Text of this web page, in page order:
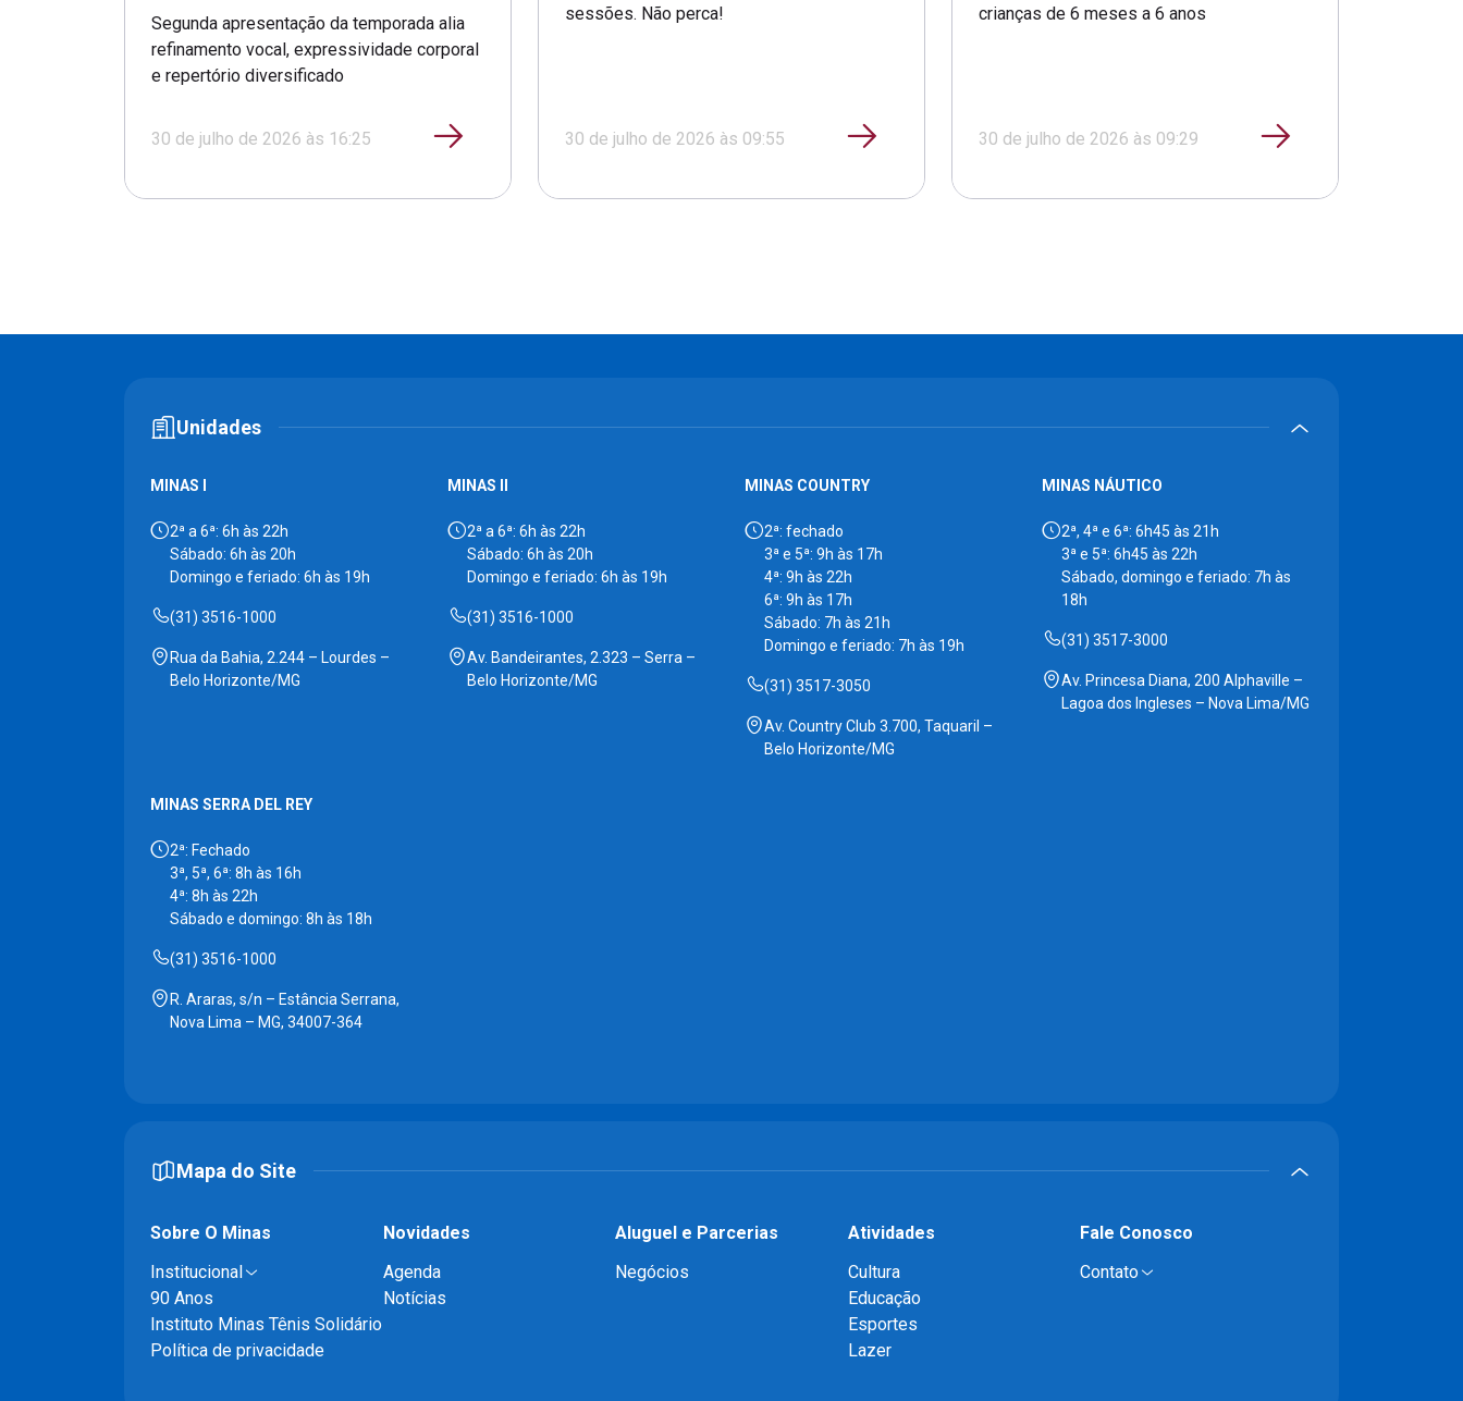
Segunda apresentação da temporada alia
refinamento vocal, expressividade corporal
e repertório diversificado
30 de julho de 2026 às 16:25
sessões. Não perca!
30 de julho de 2026 às 09:55
crianças de 6 meses a 6 anos
30 de julho de 2026 às 09:29
Unidades
MINAS I
2ª a 6ª: 6h às 22h
Sábado: 6h às 20h
Domingo e feriado: 6h às 19h
(31) 3516-1000
Rua da Bahia, 2.244 – Lourdes –
Belo Horizonte/MG
MINAS II
2ª a 6ª: 6h às 22h
Sábado: 6h às 20h
Domingo e feriado: 6h às 19h
(31) 3516-1000
Av. Bandeirantes, 2.323 – Serra –
Belo Horizonte/MG
MINAS COUNTRY
2ª: fechado
3ª e 5ª: 9h às 17h
4ª: 9h às 22h
6ª: 9h às 17h
Sábado: 7h às 21h
Domingo e feriado: 7h às 19h
(31) 3517-3050
Av. Country Club 3.700, Taquaril –
Belo Horizonte/MG
MINAS NÁUTICO
2ª, 4ª e 6ª: 6h45 às 21h
3ª e 5ª: 6h45 às 22h
Sábado, domingo e feriado: 7h às
18h
(31) 3517-3000
Av. Princesa Diana, 200 Alphaville –
Lagoa dos Ingleses – Nova Lima/MG
MINAS SERRA DEL REY
2ª: Fechado
3ª, 5ª, 6ª: 8h às 16h
4ª: 8h às 22h
Sábado e domingo: 8h às 18h
(31) 3516-1000
R. Araras, s/n – Estância Serrana,
Nova Lima – MG, 34007-364
Mapa do Site
Sobre O Minas
Institucional
90 Anos
Instituto Minas Tênis Solidário
Política de privacidade
Novidades
Agenda
Notícias
Aluguel e Parcerias
Negócios
Atividades
Cultura
Educação
Esportes
Lazer
Fale Conosco
Contato